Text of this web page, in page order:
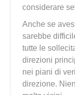
considerare
Anche se
sarebbe
tutte le
direzioni
nei piani di
direzione.